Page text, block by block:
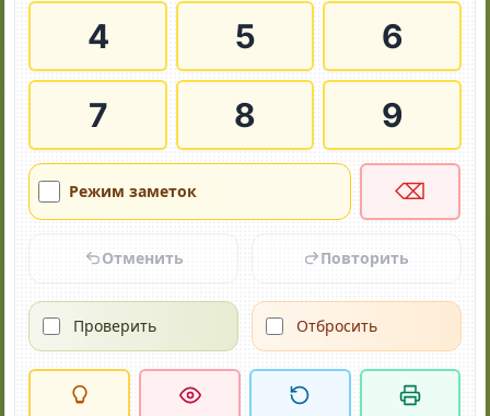
4
5
6
7
8 9
Режим заметок ⌫
Отменить Повторить
Проверить Отбросить